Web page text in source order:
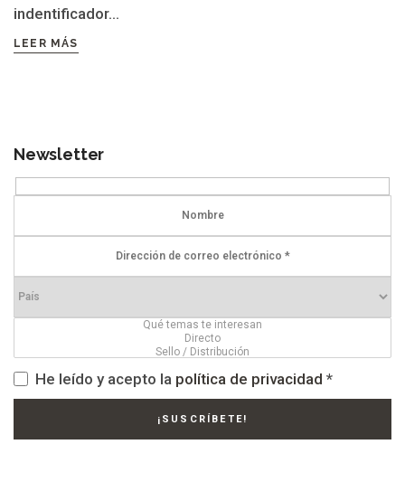
indentificador...
LEER MÁS
Newsletter
He leído y acepto la política de privacidad *